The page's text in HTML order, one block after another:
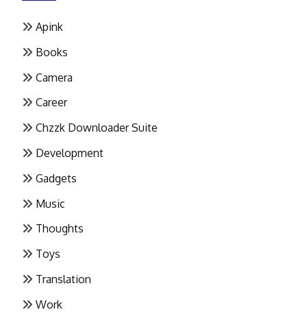
Apink
Books
Camera
Career
Chzzk Downloader Suite
Development
Gadgets
Music
Thoughts
Toys
Translation
Work